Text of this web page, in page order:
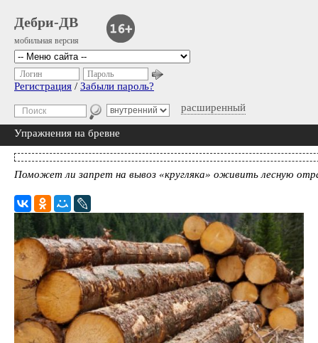
Дебри-ДВ
мобильная версия
расширенный
Логин Пароль
Регистрация / Забыли пароль?
Упражнения на бревне
Поможет ли запрет на вывоз «кругляка» оживить лесную